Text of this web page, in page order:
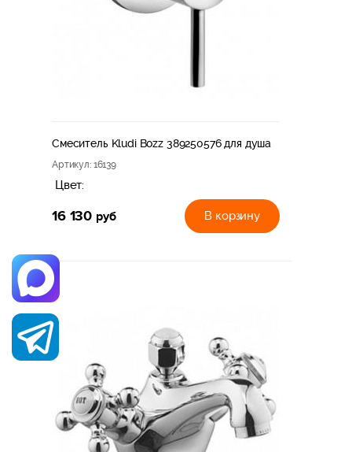
Смеситель Kludi Bozz 389250576 для душа
Артикул: 16139
Цвет:
16 130 руб В корзину